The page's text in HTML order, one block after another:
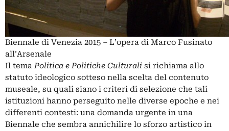
Biennale di Venezia 2015 – L’opera di Marco Fusinato
all’Arsenale
Il temaPolitica e Politiche Culturali si richiama allo
statuto ideologico sotteso nella scelta del contenuto
museale, su quali siano i criteri di selezione che tali
istituzioni hanno perseguito nelle diverse epoche e nei
differenti contesti: una domanda urgente in una
Biennale che sembra annichilire lo sforzo artistico in